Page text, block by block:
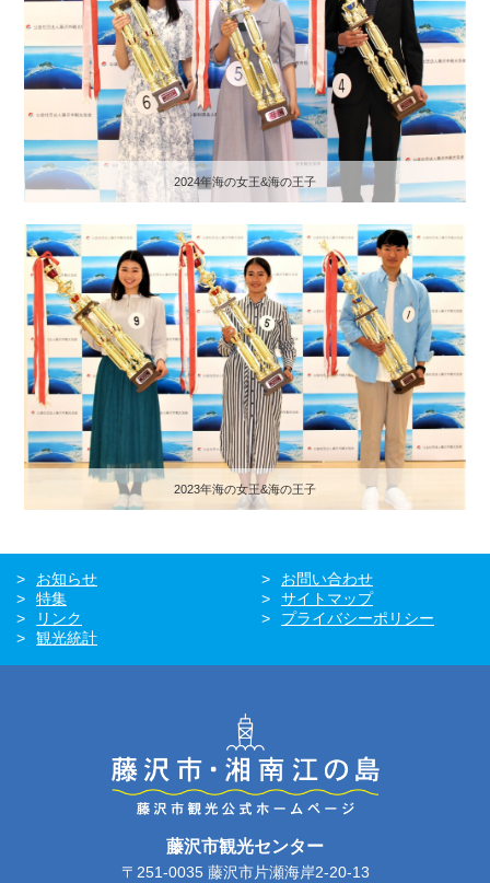
2024年海の女王&海の王子
2023年海の女王&海の王子
お知らせ
お問い合わせ
特集
サイトマップ
リンク
プライバシーポリシー
観光統計
藤沢市観光センター
〒251-0035 藤沢市片瀬海岸2-20-13